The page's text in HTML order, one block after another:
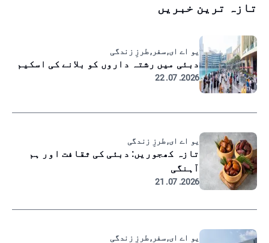
تازہ ترین خبریں
یو اے ای, سفر, طرزِ زندگی
دبئی میں رشتہ داروں کو بلانے کی اسکیم
2026. 07. 22
یو اے ای, طرزِ زندگی
تازہ کھجوریں: دبئی کی ثقافت اور ہم
آہنگی
2026. 07. 21
یو اے ای, سفر, طرزِ زندگی